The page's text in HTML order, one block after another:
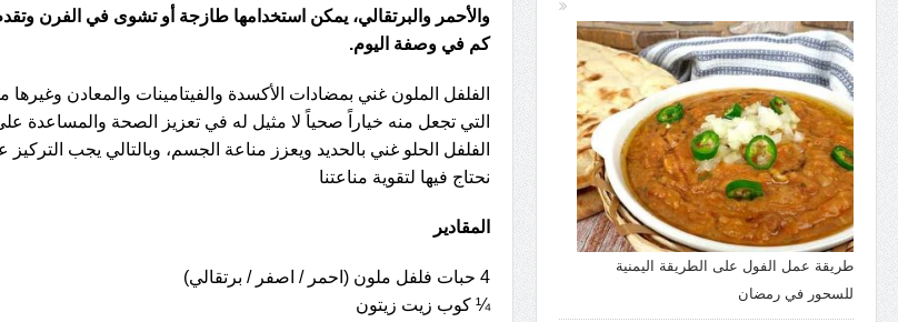
والأحمر والبرتقالي، يمكن استخدامها طازجة أو تشوى في الفرن
كم في وصفة اليوم.
الفلفل الملون غني بمضادات الأكسدة والفيتامينات والمعادن وغيرها
التي تجعل منه خياراً صحياً لا مثيل له في تعزيز الصحة والمساعدة
الفلفل الحلو غني بالحديد ويعزز مناعة الجسم، وبالتالي يجب التركيز
نحتاج فيها لتقوية مناعتنا
المقادير
4 حبات فلفل ملون (احمر / اصفر / برتقالي)
¼ كوب زيت زيتون
طريقة عمل الفول على الطريقة اليمنية
للسحور في رمضان